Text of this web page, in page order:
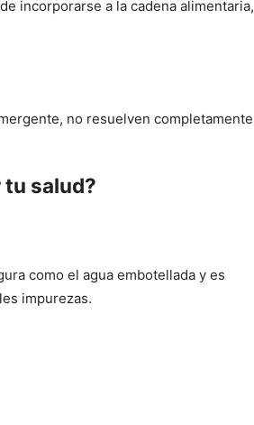
incorporarse a la cadena alimentaria,
no resuelven completamente
tu salud?
como el agua embotellada y es
impurezas.